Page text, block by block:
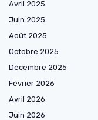
Avril 2025
Juin 2025
Août 2025
Octobre 2025
Décembre 2025
Février 2026
Avril 2026
Juin 2026